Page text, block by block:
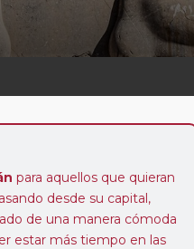
para aquellos que quieran
desde su capital,
de una manera cómoda
estar más tiempo en las